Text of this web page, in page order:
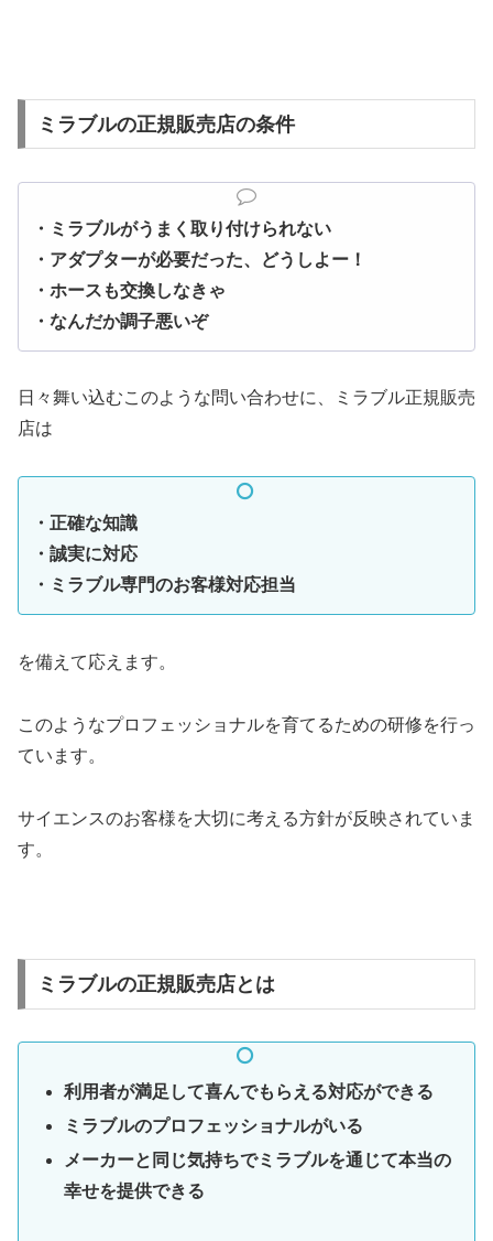
ミラブルの正規販売店の条件
・ミラブルがうまく取り付けられない
・アダプターが必要だった、どうしよー！
・ホースも交換しなきゃ
・なんだか調子悪いぞ
日々舞い込むこのような問い合わせに、ミラブル正規販売
店は
・正確な知識
・誠実に対応
・ミラブル専門のお客様対応担当
を備えて応えます。
このようなプロフェッショナルを育てるための研修を行っ
ています。
サイエンスのお客様を大切に考える方針が反映されていま
す。
ミラブルの正規販売店とは
利用者が満足して喜んでもらえる対応ができる
ミラブルのプロフェッショナルがいる
メーカーと同じ気持ちでミラブルを通じて本当の
幸せを提供できる